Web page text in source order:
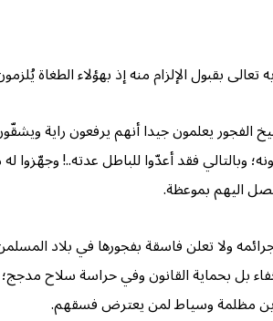
تعالى بقبول الإلزام منه إذ بهؤلاء الطغاة
يعلمون جيدا أنهم يرفعون راية
وبالتالي فقد أعدّوا للباطل عدته..! وجهّزوا
اليهم بموعظة.
ولا تعلن فاسقة بفجورها في بلاد
بل بحماية القانون وفي حراسة سلاح
مظلمة وسياط لمن يعترض فسقهم.